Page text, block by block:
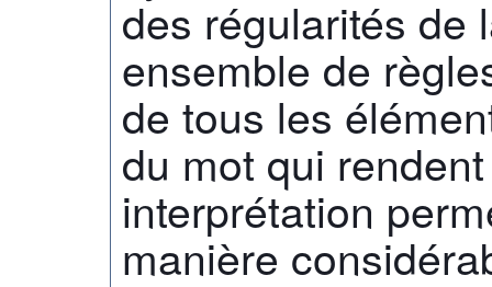
des régularités de
ensemble de
de tous les
du mot qui
interprétation
manière